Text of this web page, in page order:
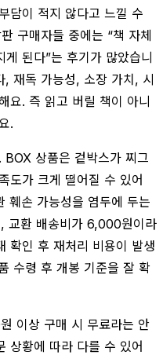
담이 적지 않다고 느낄 수
구매자들 중에는 “책 자체
된다”는 후기가 많았습니
, 재독 가능성, 소장 가치, 시
요. 즉 읽고 버릴 책이 아니
.
상품은 겉박스가 찌그
도가 크게 떨어질 수 있어
훼손 가능성을 염두에 두는
교환 배송비가 6,000원이라
확인 후 재처리 비용이 발생
수령 후 개봉 기준을 잘 확
이상 구매 시 무료라는 안
상황에 따라 다를 수 있어